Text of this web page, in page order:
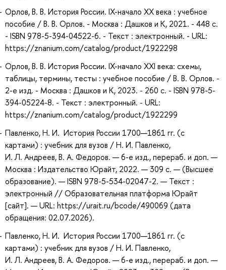
Орлов, В. В. История России. IX-начало XX века : учебное
пособие / В. В. Орлов. - Москва : Дашков и К, 2021. - 448 с.
- ISBN 978-5-394-04522-6. - Текст : электронный. - URL:
https://znanium.com/catalog/product/1922298
Орлов, В. В. История России. IX-начало XXI века: схемы,
таблицы, термины, тесты : учебное пособие / В. В. Орлов. -
2-е изд. - Москва : Дашков и К, 2023. - 260 с. - ISBN 978-5-
394-05224-8. - Текст : электронный. - URL:
https://znanium.com/catalog/product/1922299
Павленко, Н. И. История России 1700—1861 гг. (с
картами) : учебник для вузов / Н. И. Павленко,
И. Л. Андреев, В. А. Федоров. — 6-е изд., перераб. и доп. —
Москва : Издательство Юрайт, 2022. — 309 с. — (Высшее
образование). — ISBN 978-5-534-02047-2. — Текст :
электронный // Образовательная платформа Юрайт
[сайт]. — URL: https://urait.ru/bcode/490069 (дата
обращения: 02.07.2026).
Павленко, Н. И. История России 1700—1861 гг. (с
картами) : учебник для вузов / Н. И. Павленко,
И. Л. Андреев, В. А. Федоров. — 6-е изд., перераб. и доп. —